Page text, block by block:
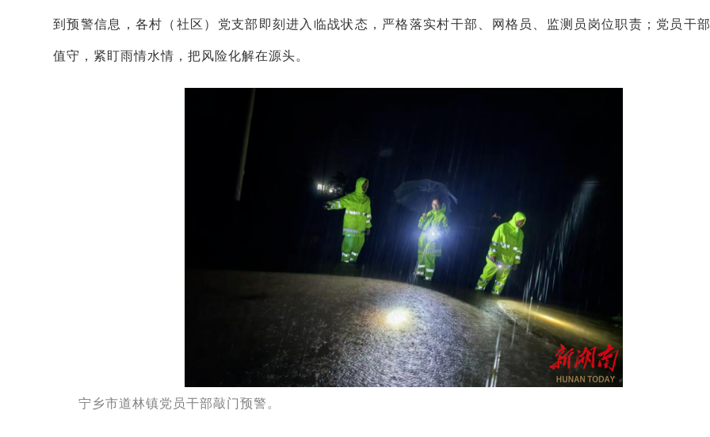
到预警信息，各村（社区）党支部即刻进入临战状态，严格落实村干部、网格员、监测员岗位职责；党员干
值守，紧盯雨情水情，把风险化解在源头。
宁乡市道林镇党员干部敲门预警。